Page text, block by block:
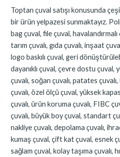
Toptan çuval satışı konusunda
bir ürün yelpazesi sunmaktayız.
bag çuval, file çuval,
tarım çuvalı, gıda çuvalı, inşaat
logo baskılı çuval, geri
dayanıklı çuval, çevre dostu çuval,
çuvalı, soğan çuvalı, patates
çuvalı, özel ölçü çuval, yüksek
çuvalı, ürün koruma çuvalı, FIBC
çuvalı, büyük boy çuval, standart
nakliye çuvalı, depolama çuvalı,
kumaş çuval, çift kat çuval, esnek
sağlam çuval, kolay taşıma çuvalı,